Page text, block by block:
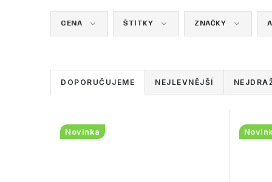
CENA ŠTÍTKY ZNAČKY
ŘDOPORUČUJEME NEJLEVNĚJŠÍ
V Novinka